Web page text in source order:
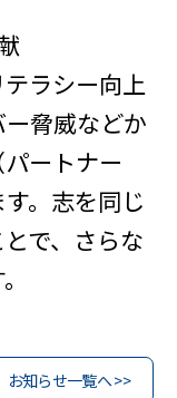
ラシー向上
脅威などか
ートナー
。志を同じ
で、さらな
お知らせ一覧へ >>